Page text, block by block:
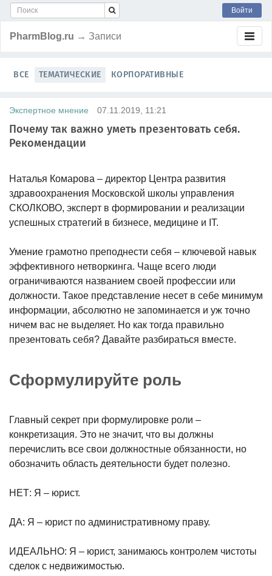
Войти
PharmBlog.ru → Записи
ВСЕ ТЕМАТИЧЕСКИЕ КОРПОРАТИВНЫЕ
Экспертное мнение 07.11.2019, 11:21
Почему так важно уметь презентовать себя.
Рекомендации
Наталья Комарова – директор Центра развития
здравоохранения Московской школы управления
СКОЛКОВО, эксперт в формировании и реализации
успешных стратегий в бизнесе, медицине и IT.
Умение грамотно преподнести себя – ключевой навык
эффективного нетворкинга. Чаще всего люди
ограничиваются названием своей профессии или
должности. Такое представление несет в себе минимум
информации, абсолютно не запоминается и уж точно
ничем вас не выделяет. Но как тогда правильно
презентовать себя? Давайте разбираться вместе.
Сформулируйте роль
Главный секрет при формулировке роли –
конкретизация. Это не значит, что вы должны
перечислить все свои должностные обязанности, но
обозначить область деятельности будет полезно.
НЕТ: Я – юрист.
ДА: Я – юрист по административному праву.
ИДЕАЛЬНО: Я – юрист, занимаюсь контролем чистоты
сделок с недвижимостью.